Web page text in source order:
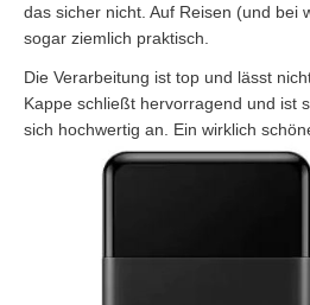
das sicher nicht. Auf Reisen (und bei
sogar ziemlich praktisch.
Die Verarbeitung ist top und lässt
Kappe schließt hervorragend und ist
sich hochwertig an. Ein wirklich